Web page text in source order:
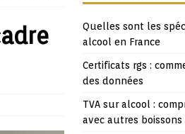
Quelles sont les
alcool en France
Certificats rgs :
des données
TVA sur alcool :
avec autres boissons